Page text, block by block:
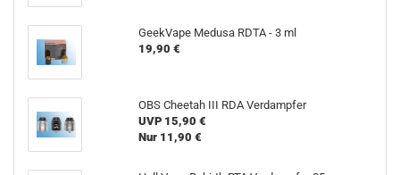
GeekVape Medusa RDTA - 3 ml
19,90 €
OBS Cheetah III RDA Verdampfer
UVP 15,90 €
Nur 11,90 €